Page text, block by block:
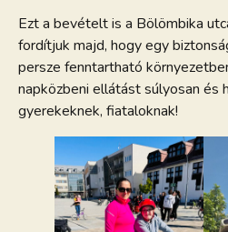
Ezt a bevételt is a Bölömbika
fordítjuk majd, hogy egy
persze fenntartható
napközbeni ellátást súlyosan és
gyerekeknek, fiataloknak!